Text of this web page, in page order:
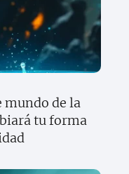
mundo de la
tu forma